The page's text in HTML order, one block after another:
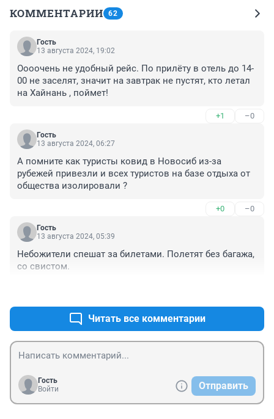
КОММЕНТАРИИ 62
Гость
13 августа 2024, 19:02
Оооочень не удобный рейс. По прилёту в отель до 14-
00 не заселят, значит на завтрак не пустят, кто летал
на Хайнань , поймет!
+1 –0
Гость
13 августа 2024, 06:27
А помните как туристы ковид в Новосиб из-за
рубежей привезли и всех туристов на базе отдыха от
общества изолировали ?
+0 –0
Гость
13 августа 2024, 05:39
Небожители спешат за билетами. Полетят без багажа,
со свистом.
Читать все комментарии
Гость
Войти
Отправить